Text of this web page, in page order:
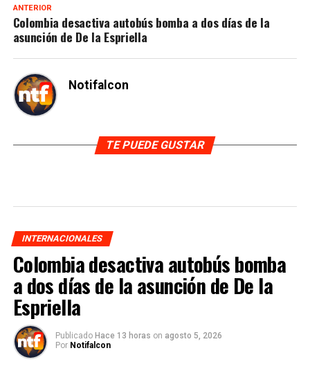
ANTERIOR
Colombia desactiva autobús bomba a dos días de la
asunción de De la Espriella
Notifalcon
TE PUEDE GUSTAR
INTERNACIONALES
Colombia desactiva autobús bomba
a dos días de la asunción de De la
Espriella
Publicado Hace 13 horas on agosto 5, 2026
Por Notifalcon